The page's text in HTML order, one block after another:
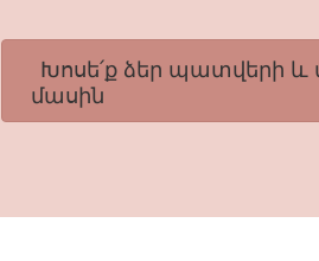
Խոսե՛ք ձեր պատվերի
մասին